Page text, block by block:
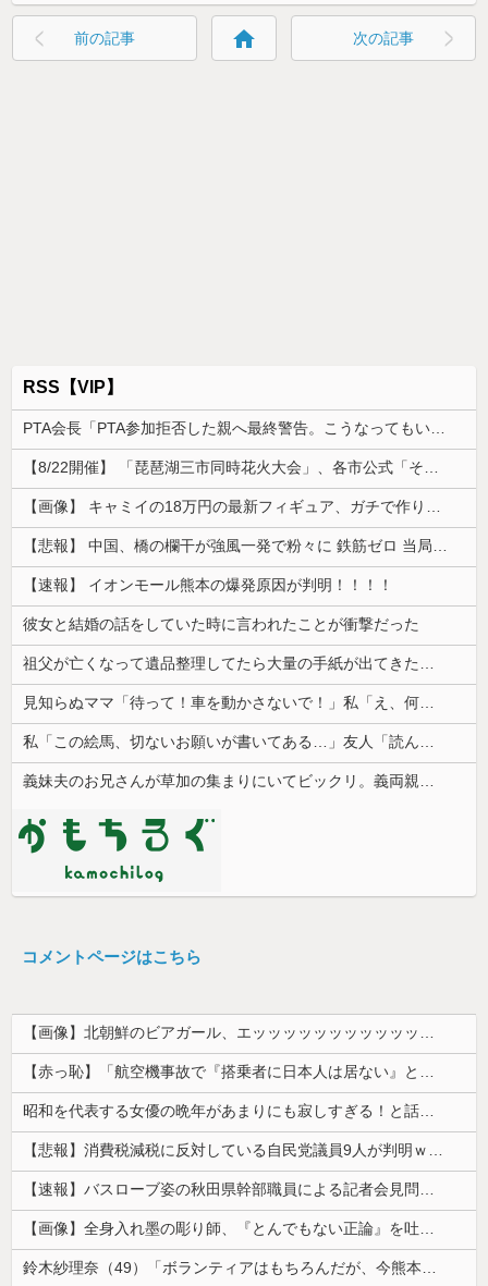
前の記事 home 次の記事
RSS【VIP】
【速報】 イオンモール熊本の爆発原因が判明！！！！
彼女と結婚の話をしていた時に言われたことが衝撃だった
コメントページはこちら
【画像】北朝鮮のビアガール、エッッッッッッッッッッッッッッッッッ！
【赤っ恥】「航空機事故で『搭乗者に日本人は居ない』という発表は嫌い。人間として同じ価値だと思う」→ツッコミ殺到も「自分が気に入らないと思った」と...
昭和を代表する女優の晩年があまりにも寂しすぎる！と話題に、自身の子供を餓死する寸前までネグレクトした挙句……
【悲報】消費税減税に反対している自民党議員9人が判明ｗｗｗｗｗｗ
【速報】バスローブ姿の秋田県幹部職員による記者会見問題、ラブホテルからの参加だと特定「体調が優れなかったため...」とは何だったのか
【画像】全身入れ墨の彫り師、『とんでもない正論』を吐いて30万再生されてしまうｗｗｗｗｗｗｗ
鈴木紗理奈（49）「ボランティアはもちろんだが、今熊本へ旅行に行くことも支援になる」